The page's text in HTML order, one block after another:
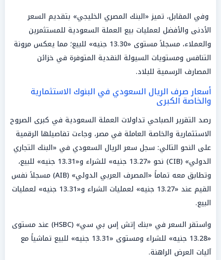
وفي المقابل، تميز «البنك المصري الخليجي» بتقديم السعر
الأدنى والأفضل لعمليات بيع العملة السعودية للمستثمرين
والعملاء، مسجلاً مستوى «13.30 جنيه» للبيع؛ مما يعكس مرونة
التنافس ومستويات السيولة النقدية المتوفرة في خزائن
المصارف الرسمية للبلاد.
أسعار صرف الريال السعودي في البنوك الاستثمارية
والخاصة الكبرى
رصد التقرير الصباحي تداولات العملة السعودية في كبرى الصروح
الاستثمارية والخاصة العاملة في مصر، وجاءت تفاصيلها الرقمية
على النحو التالي: سجل سعر الريال السعودي في «البنك التجاري
الدولي» (CIB) نحو «13.27 جنيه» للشراء و«13.31 جنيه» للبيع،
وتطابق معه تماماً «المصرف العربي الدولي» (AIB) مسجلاً نفس
القيم عند «13.27 جنيه» لعمليات الشراء و«13.31 جنيه» لعمليات
البيع.
واستقر السعر في «بنك إتش إس بي سي» (HSBC) عند مستوى
«13.28 جنيه» للشراء ومستوى «13.31 جنيه» للبيع تماشياً مع
آليات العرض الراهنة.